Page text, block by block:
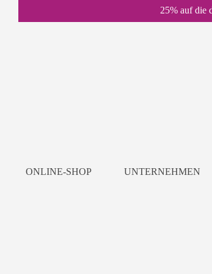
25% auf die
ONLINE-SHOP UNTERNEHMEN